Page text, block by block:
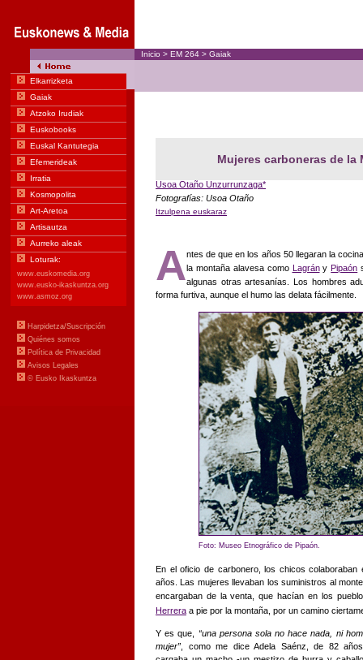
Mujeres carboneras de la
Usoa Otaño Unzurrunzaga*
Fotografías: Usoa Otaño
Itzulpena euskaraz
Antes de que en los años 50 llegaran la
la montaña alavesa como LagrányPipaón
algunas otras artesanías. Los hombres
forma furtiva, aunque el humo las delata fácilmente.
Foto: Museo Etnográfico de Pipaón.
En el oficio de carbonero, los chicos
años. Las mujeres llevaban los suministros al
encargaban de la venta, que hacían en los
Herrera a pie por la montaña, por un camino
Y es que, “una persona sola no hace nada, ni
mujer” , como me dice Adela Saénz, de 82
Inicio > EM 264 > Gaiak